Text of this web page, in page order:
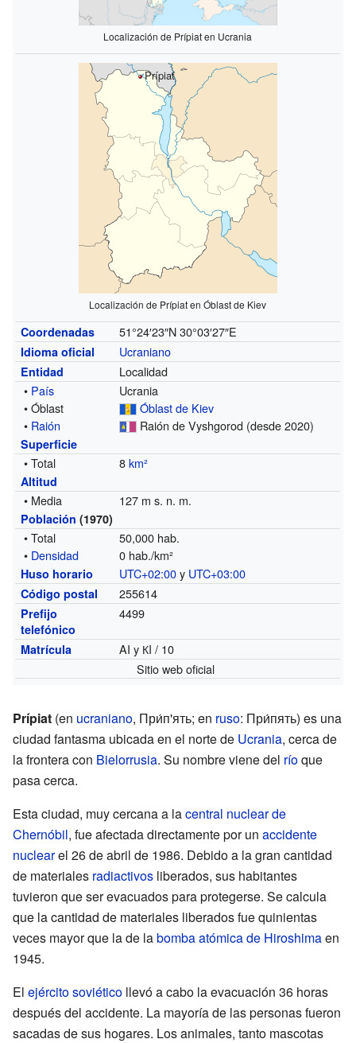
Localización de Prípiat en Ucrania
Prípiat
Localización de Prípiat en Óblast de Kiev
Coordenadas 51°24′23″N 30°03′27″E
Idioma oficial Ucraniano
Entidad
Localidad
• País
Ucrania
• Óblast
Óblast de Kiev
• Raión Raión de Vyshgorod (desde 2020)
Superficie
• Total 8km²
Altitud
• Media 127 m s. n. m.
Población (1970)
• Total
50,000 hab.
• Densidad 0 hab./km²
Huso horario UTC+02:00y UTC+03:00
Código postal 255614
Prefijo
telefónico
4499
Matrícula
AI y КI / 10
Sitio web oficial
Prípiat (en ucraniano, При́п'ять; en ruso: При́пять) es una
ciudad fantasma ubicada en el norte de Ucrania, cerca de
la frontera con Bielorrusia. Su nombre viene del ríoque
pasa cerca.
Esta ciudad, muy cercana a lacentral nuclear de
Chernóbil, fue afectada directamente por un accidente
nuclearel 26 de abril de 1986. Debido a la gran cantidad
de materiales radiactivos liberados, sus habitantes
tuvieron que ser evacuados para protegerse. Se calcula
que la cantidad de materiales liberados fue quinientas
veces mayor que la de labomba atómica de Hiroshimaen
1945.
El ejército soviético llevó a cabo la evacuación 36 horas
después del accidente. La mayoría de las personas fueron
sacadas de sus hogares. Los animales, tanto mascotas